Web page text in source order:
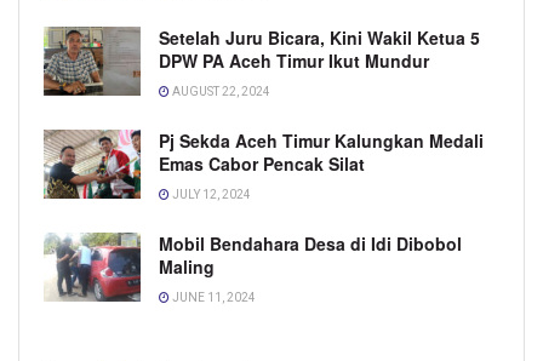
Setelah Juru Bicara, Kini Wakil Ketua 5
DPW PA Aceh Timur Ikut Mundur
AUGUST 22, 2024
Pj Sekda Aceh Timur Kalungkan Medali
Emas Cabor Pencak Silat
JULY 12, 2024
Mobil Bendahara Desa di Idi Dibobol
Maling
JUNE 11, 2024